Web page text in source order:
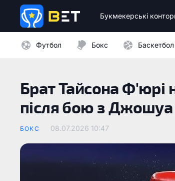
Букмекерські
Футбол Бокс Баскетбол
Брат Тайсона Ф'юрі
після бою з Джошуа
БОКС 08.07.2026 10:47